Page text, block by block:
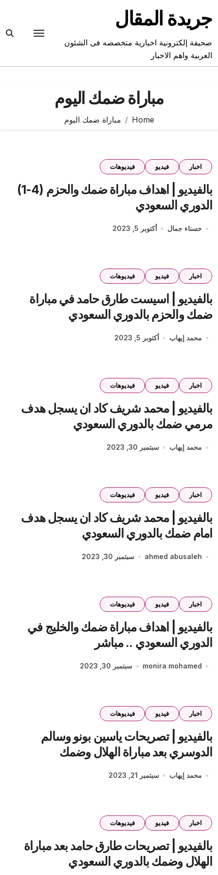
content
جريدة المقال
صحيفة إلكترونية اخبارية متخصصه فى الشئون
العربية واهم الاخبار
مباراة ضمك اليوم
Home مباراة ضمك اليوم
اخبار فيديو فيديوهات
بالفيديو | اهداف مباراة ضمك والحزم (4-1)
الدوري السعودي
حسناء جمال أكتوبر 5, 2023
اخبار فيديو فيديوهات
بالفيديو | اسيست طارق حامد في مباراة
ضمك والحزم بالدوري السعودي
محمد إيهاب أكتوبر 5, 2023
اخبار فيديو فيديوهات
بالفيديو | محمد شريف كاد ان يسجل هدف
مرمي ضمك بالدوري السعودي
محمد إيهاب سبتمبر 30, 2023
اخبار فيديو فيديوهات
بالفيديو | محمد شريف كاد ان يسجل هدف
امام ضمك بالدوري السعودي
ahmed abusaleh سبتمبر 30, 2023
اخبار فيديو فيديوهات
بالفيديو | اهداف مباراة ضمك والخليج في
الدوري السعودي .. مباشر
monira mohamed سبتمبر 30, 2023
اخبار فيديو فيديوهات
بالفيديو | تصريحات ياسين بونو وسالم
الدوسري بعد مباراة الهلال وضمك
محمد إيهاب سبتمبر 21, 2023
اخبار فيديو فيديوهات
بالفيديو | تصريحات طارق حامد بعد مباراة
الهلال وضمك بالدوري السعودي